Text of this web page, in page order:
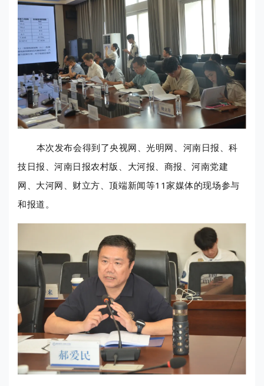
本次发布会得到了央视网、光明网、河南日报、科
技日报、河南日报农村版、大河报、商报、河南党建
网、大河网、财立方、顶端新闻等11家媒体的现场参与
和报道。